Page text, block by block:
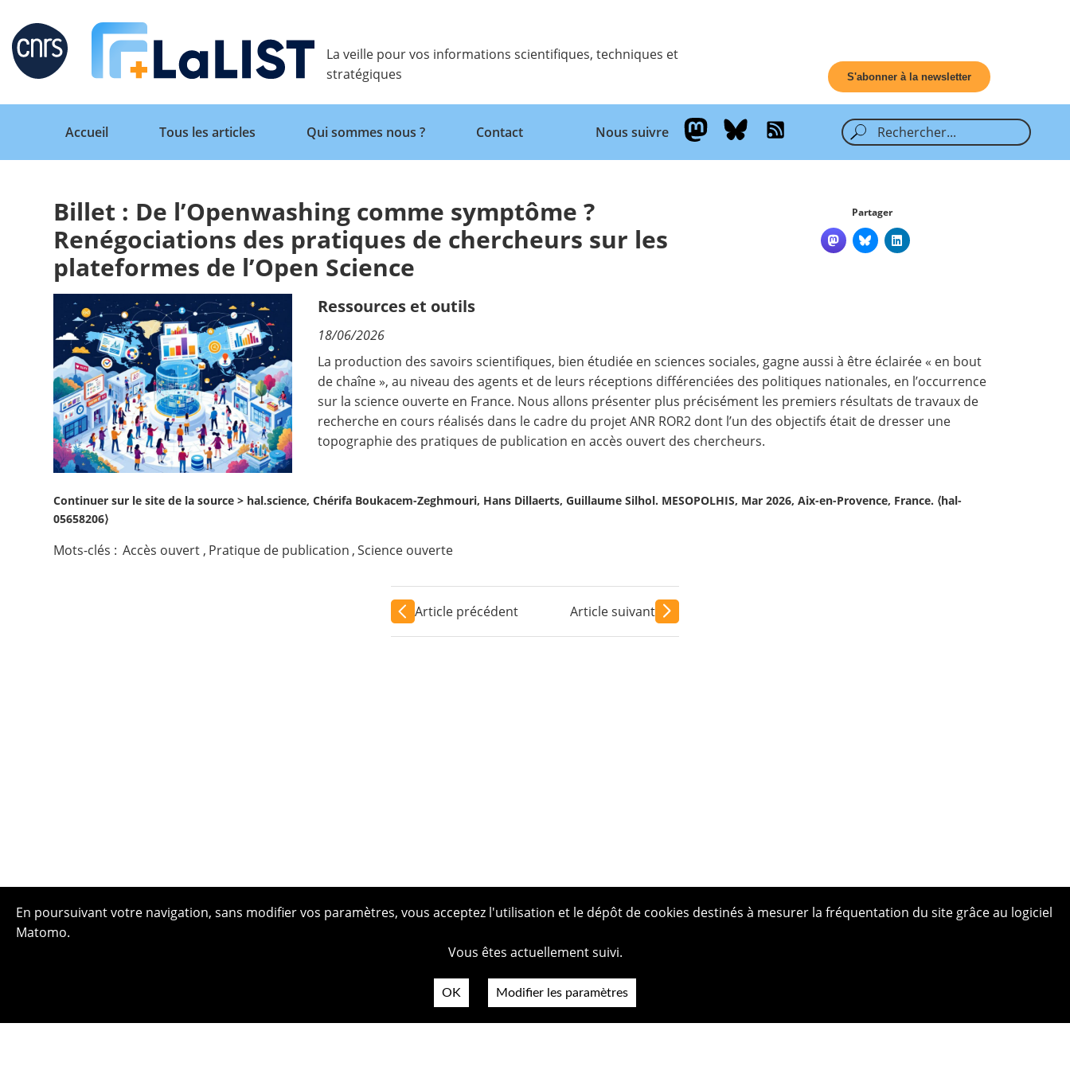
Retour
Accueil
Tous les articles
Qui sommes nous ?
Contact
Nous suivre
La veille pour vos informations scientifiques, techniques et
stratégiques
S'abonner à la newsletter
Retour
Accueil
Tous les articles Qui sommes nous ? Contact Nous suivre
Billet : De l’Openwashing comme symptôme ?
Renégociations des pratiques de chercheurs sur les
plateformes de l’Open Science
Partager
Ressources et outils
18/06/2026
La production des savoirs scientifiques, bien étudiée en sciences sociales, gagne aussi à être éclairée « en bout
de chaîne », au niveau des agents et de leurs réceptions différenciées des politiques nationales, en l’occurrence
sur la science ouverte en France. Nous allons présenter plus précisément les premiers résultats de travaux de
recherche en cours réalisés dans le cadre du projet ANR ROR2 dont l’un des objectifs était de dresser une
topographie des pratiques de publication en accès ouvert des chercheurs.
Continuer sur le site de la source > hal.science, Chérifa Boukacem-Zeghmouri, Hans Dillaerts, Guillaume Silhol. MESOPOLHIS, Mar 2026, Aix-en-Provence, France. ⟨hal-
05658206⟩
Mots-clés : Accès ouvert , Pratique de publication ,Science ouverte
Article précédent Article suivant
En poursuivant votre navigation, sans modifier vos paramètres, vous acceptez l'utilisation et le dépôt de cookies destinés à mesurer la fréquentation du site grâce au logiciel
Matomo.
Vous êtes actuellement suivi.
OK Modifier les paramètres